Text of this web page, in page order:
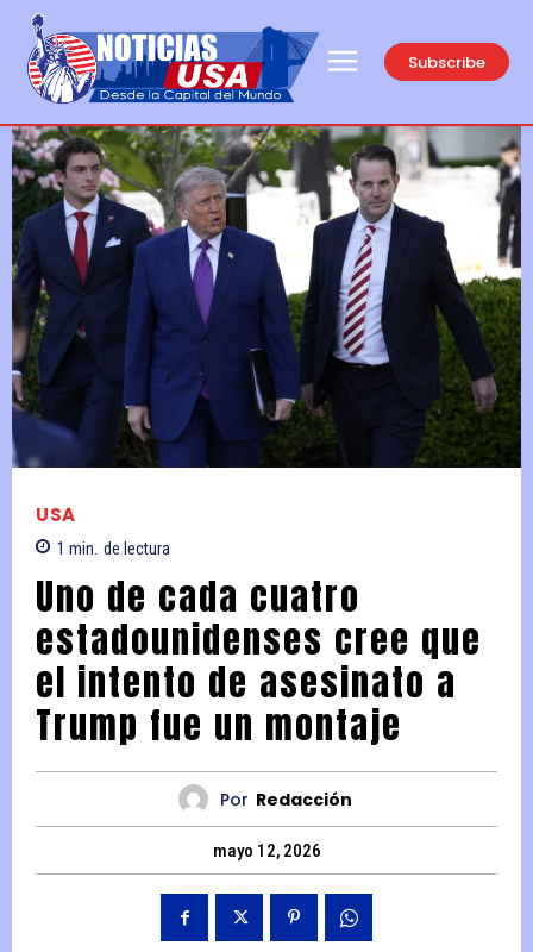
Subscribe
USA
1 min. de lectura
Uno de cada cuatro
estadounidenses cree que
el intento de asesinato a
Trump fue un montaje
Por Redacción
mayo 12, 2026